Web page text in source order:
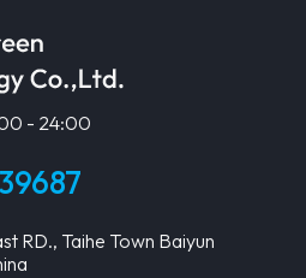
- 24:00
RD., Taihe Town Baiyun